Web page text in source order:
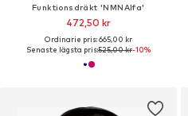
Funktionsdräkt 'NMNAlfa'
472,50 kr
Ordinarie pris: 665,00 kr
Senaste lägsta pris:525,00 kr-10%